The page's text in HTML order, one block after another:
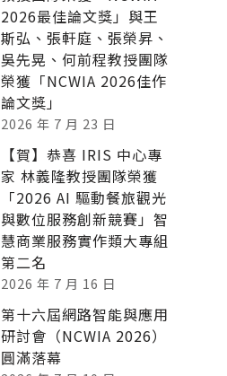
2026最佳論文獎」與王
斯弘、張軒庭、張榮昇、
吳先晃、何前程教授團隊
榮獲「NCWIA 2026佳作
論文獎」
2026 年 7 月 23 日
【賀】恭喜 IRIS 中心專
家 林義隆教授團隊榮獲
「2026 AI 驅動餐旅觀光
與數位服務創新競賽」智
慧商業服務實作類大專組
第二名
2026 年 7 月 16 日
第十六屆網路智能與應用
研討會（NCWIA 2026）
圓滿落幕